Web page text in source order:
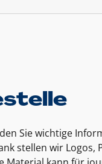
Sie wichtige
stellen wir